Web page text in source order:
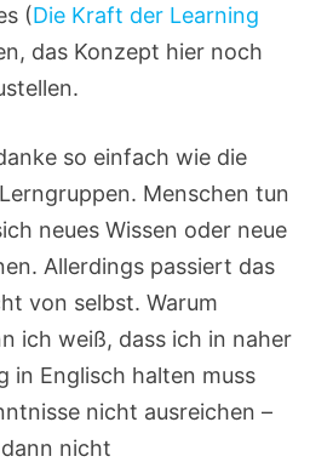
(Die Kraft der Learning
das Konzept hier noch
so einfach wie die
Menschen tun
neues Wissen oder neue
Allerdings passiert das
von selbst. Warum
ich weiß, dass ich in naher
in Englisch halten muss
nicht ausreichen –
nicht